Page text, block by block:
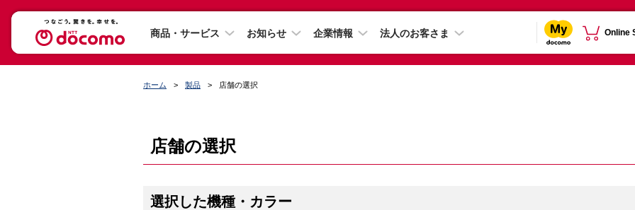
商品・サービス お知らせ 企業情報 法人のお客さま Online
ホーム 製品 店舗の選択
店舗の選択
選択した機種・カラー